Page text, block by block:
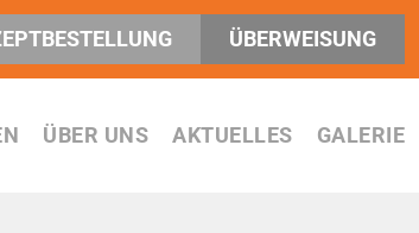
ÜBERWEISUNG
ÜBER UNS AKTUELLES GALERIE